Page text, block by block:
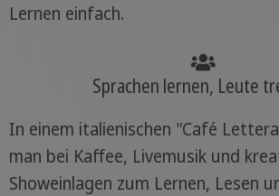
Lernen einfach.
Sprachen lernen, Leute
In einem italienischen "Café
man bei Kaffee, Livemusik und
Showeinlagen zum Lernen, Lesen